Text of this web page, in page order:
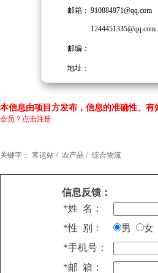
邮箱： 910884971@qq.com
1244451335@qq.com
邮编：
地址：
本信息由项目方发布，信息的准确性、
会员？点击注册
关键字： 客运站 / 农产品 / 综合物流
信息反馈：
*姓 名：
*性 别：
男
女
*手机号：
*邮 箱：